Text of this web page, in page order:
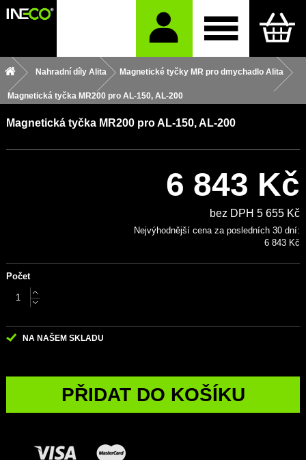
Nahradní díly Alita Magnetické tyčky MR pro dmychadlo Alita
Magnetická tyčka MR200 pro AL-150, AL-200
Magnetická tyčka MR200 pro AL-150, AL-200
6 843 Kč
bez DPH 5 655 Kč
Nejvýhodnější cena za posledních 30 dní:
6 843 Kč
Počet
NA NAŠEM SKLADU
PŘIDAT DO KOŠÍKU